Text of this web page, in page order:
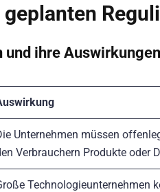
und ihre Auswirkungen
Unternehmen müssen
Verbrauchern Produkte oder
Technologieunternehmen